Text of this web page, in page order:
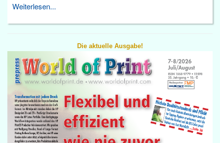
Weiterlesen...
Die aktuelle Ausgabe!